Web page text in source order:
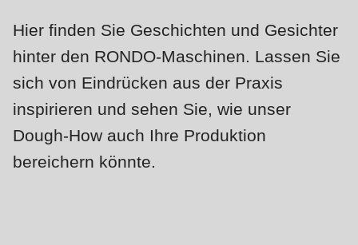
Lösungen
Service
Unternehmen
Passing
null
to
parameter
#1
($string)
of
Hier finden Sie Geschichten und Gesichter
hinter den RONDO-Maschinen. Lassen Sie
sich von Eindrücken aus der Praxis
inspirieren und sehen Sie, wie unser
Dough-How auch Ihre Produktion
bereichern könnte.